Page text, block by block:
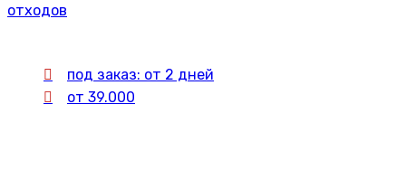
отходов
под заказ: от 2 дней
от 39.000